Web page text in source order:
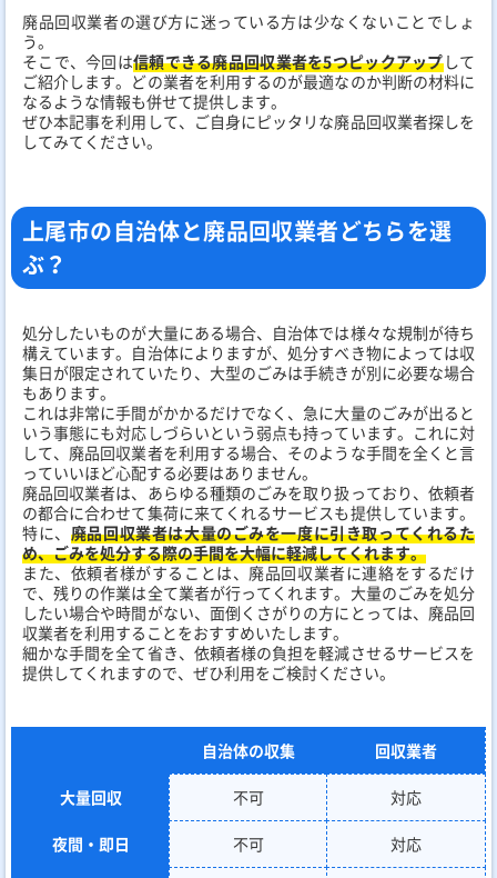
廃品回収業者の選び方に迷っている方は少なくないことでしょ
う。
そこで、今回は信頼できる廃品回収業者を5つピックアップして
ご紹介します。どの業者を利用するのが最適なのか判断の材料に
なるような情報も併せて提供します。
ぜひ本記事を利用して、ご自身にピッタリな廃品回収業者探しを
してみてください。
上尾市の自治体と廃品回収業者どちらを選
ぶ？
処分したいものが大量にある場合、自治体では様々な規制が待ち
構えています。自治体によりますが、処分すべき物によっては収
集日が限定されていたり、大型のごみは手続きが別に必要な場合
もあります。
これは非常に手間がかかるだけでなく、急に大量のごみが出ると
いう事態にも対応しづらいという弱点も持っています。これに対
して、廃品回収業者を利用する場合、そのような手間を全くと言
っていいほど心配する必要はありません。
廃品回収業者は、あらゆる種類のごみを取り扱っており、依頼者
の都合に合わせて集荷に来てくれるサービスも提供しています。
特に、 廃品回収業者は大量のごみを一度に引き取ってくれるた
め、ごみを処分する際の手間を大幅に軽減してくれます。
また、依頼者様がすることは、廃品回収業者に連絡をするだけ
で、残りの作業は全て業者が行ってくれます。大量のごみを処分
したい場合や時間がない、面倒くさがりの方にとっては、廃品回
収業者を利用することをおすすめいたします。
細かな手間を全て省き、依頼者様の負担を軽減させるサービスを
提供してくれますので、ぜひ利用をご検討ください。
自治体の収集 回収業者
大量回収 不可 対応
夜間・即日 不可 対応